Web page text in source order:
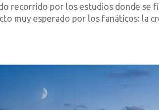
recorrido por los estudios donde se
muy esperado por los fanáticos: la